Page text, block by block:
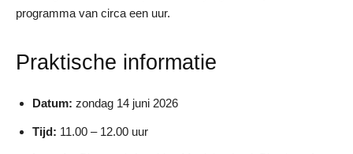
programma van circa een uur.
Praktische informatie
Datum: zondag 14 juni 2026
Tijd: 11.00 – 12.00 uur